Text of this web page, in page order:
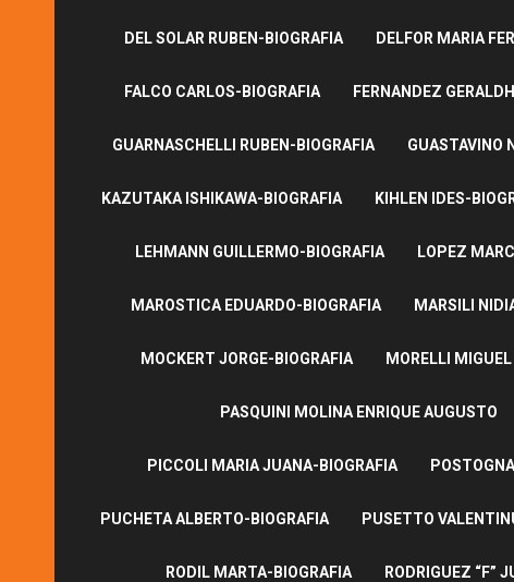
DEL SOLAR RUBEN-BIOGRAFIA DELFOR MARIA
FALCO CARLOS-BIOGRAFIA FERNANDEZ
GUARNASCHELLI RUBEN-BIOGRAFIA GUASTAVINO
KAZUTAKA ISHIKAWA-BIOGRAFIA KIHLEN IDES-
LEHMANN GUILLERMO-BIOGRAFIA LOPEZ
MAROSTICA EDUARDO-BIOGRAFIA MARSILI
MOCKERT JORGE-BIOGRAFIA MORELLI
PASQUINI MOLINA ENRIQUE AUGUSTO
PICCOLI MARIA JUANA-BIOGRAFIA
PUCHETA ALBERTO-BIOGRAFIA PUSETTO
RODIL MARTA-BIOGRAFIA RODRIGUEZ “F”